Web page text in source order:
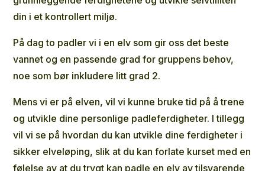
din i et kontrollert miljø.
På dag to padler vi i en elv som gir oss det beste
vannet og en passende grad for gruppens behov,
noe som bør inkludere litt grad 2.
Mens vi er på elven, vil vi kunne bruke tid på å trene
og utvikle dine personlige padleferdigheter. I tillegg
vil vi se på hvordan du kan utvikle dine ferdigheter i
sikker elveløping, slik at du kan forlate kurset med en
følelse av at du trygt kan padle en elv av tilsvarende